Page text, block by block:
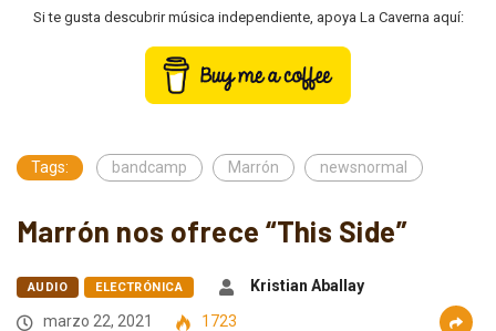
Si te gusta descubrir música independiente, apoya La Caverna aquí:
Tags: bandcamp Marrón newsnormal
Marrón nos ofrece “This Side”
AUDIO ELECTRÓNICA
Kristian Aballay
marzo 22, 2021
1723